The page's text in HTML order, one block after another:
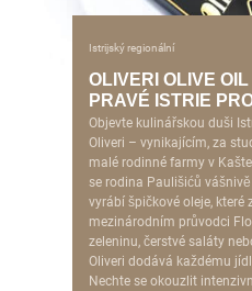
Istrijský regionální
OLIVERI OLIVE
PRAVÉ ISTRIE
Objevte kulinářskou duši
Oliveri – vynikajícím, za
malé rodinné farmy v
se rodina Paulišićů
vyrábí špičkové oleje, které
mezinárodním průvodci
zeleninu, čerstvé saláty
Oliveri dodává každému
Nechte se okouzlit